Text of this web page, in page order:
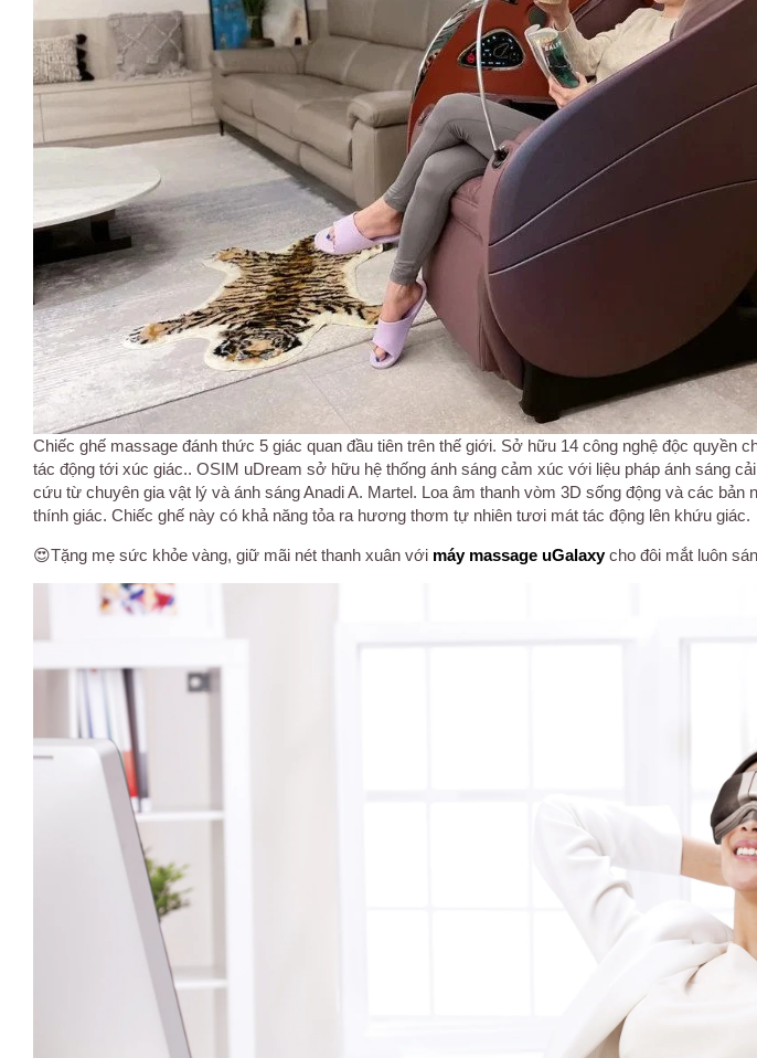
Chiếc ghế massage đánh thức 5 giác quan đầu tiên trên thế giới. Sở hữu 14 công nghệ độc quyền
tác động tới xúc giác.. OSIM uDream sở hữu hệ thống ánh sáng cảm xúc với liệu pháp ánh sáng
cứu từ chuyên gia vật lý và ánh sáng Anadi A. Martel. Loa âm thanh vòm 3D sống động và các bản
thính giác. Chiếc ghế này có khả năng tỏa ra hương thơm tự nhiên tươi mát tác động lên khứu giác.
😍Tặng mẹ sức khỏe vàng, giữ mãi nét thanh xuân với máymassage uGalaxycho đôi mắt luôn